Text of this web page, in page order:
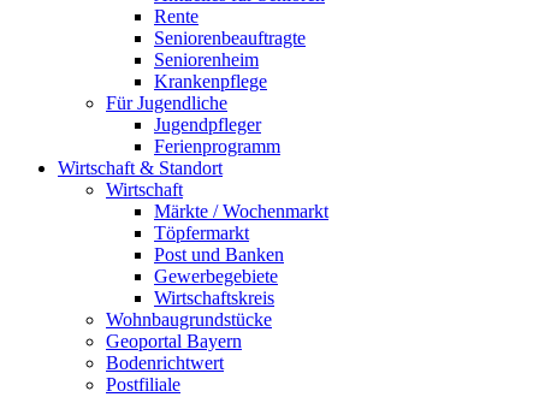
Rente
Seniorenbeauftragte
Seniorenheim
Krankenpflege
Für Jugendliche
Jugendpfleger
Ferienprogramm
Wirtschaft & Standort
Wirtschaft
Märkte / Wochenmarkt
Töpfermarkt
Post und Banken
Gewerbegebiete
Wirtschaftskreis
Wohnbaugrundstücke
Geoportal Bayern
Bodenrichtwert
Postfiliale